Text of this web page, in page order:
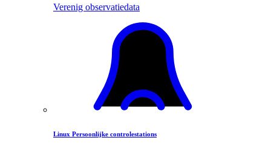
Verenig observatiedata
Linux Persoonlijke controlestations